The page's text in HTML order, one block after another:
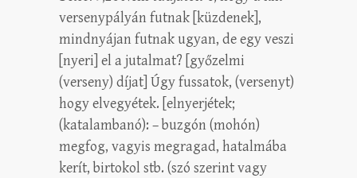
versenypályán futnak [küzdenek],
mindnyájan futnak ugyan, de egy veszi
[nyeri] el a jutalmat? [győzelmi
(verseny) díjat] Úgy fussatok, (versenyt)
hogy elvegyétek. [elnyerjétek;
(katalambanó): – buzgón (mohón)
megfog, vagyis megragad, hatalmába
kerít, birtokol stb. (szó szerint vagy